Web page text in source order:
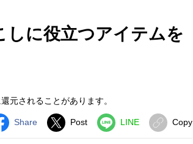
しに役立つアイテムを
元されることがあります。
Share Post LINE Copy